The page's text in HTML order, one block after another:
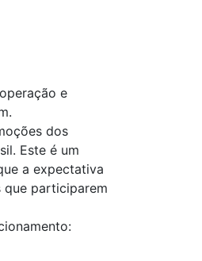
e
dos
Este é um
a expectativa
que participarem